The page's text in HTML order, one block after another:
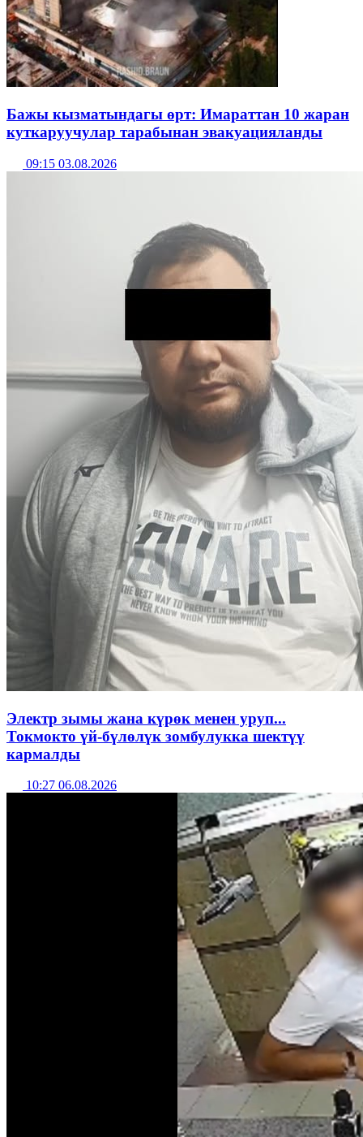
Бажы кызматындагы өрт: Имараттан 10 жаран
куткаруучулар тарабынан эвакуацияланды
09:15 03.08.2026
Электр зымы жана күрөк менен уруп...
Токмокто үй-бүлөлүк зомбулукка шектүү
кармалды
10:27 06.08.2026